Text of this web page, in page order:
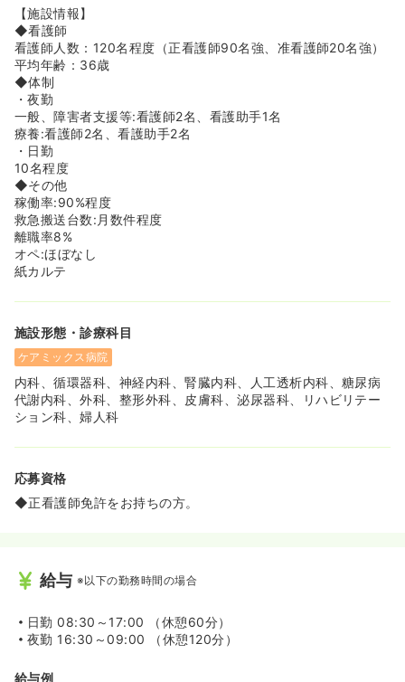
する中途の方が多いため、初めての慢性期ケアミックス病
院での勤務も安心して働くことができます。
◆夜勤に入る時期に関しても基本入職から3ヶ月程度で
徐々に入る予定でございますが、個人のスキルと習熟度に
合わせて夜勤に入るまでに1ヶ月間～1年間と調整してくだ
さる環境です。慢性期の病院での夜勤に対して不安をお持
ちの方も安心です♪
≪24時間託児所完備！院内にあるので安心頂けます☆≫
◆院内の最上階に24時間託児所があり、生後9週目の赤ち
ゃんから小学1年生までのお子さんを預けることができま
す。
≪多様な通勤手段☆≫
◆宇都宮駅周辺が混むことを懸念される方は雀宮駅や石橋
駅まで車で通勤し、宇都宮駅まで電車で通うことがおすす
かり支給されます。
【施設情報】
◆看護師
看護師人数：120名程度（正看護師90名強、准看護師20名強）
平均年齢：36歳
◆体制
・夜勤
一般、障害者支援等:看護師2名、看護助手1名
療養:看護師2名、看護助手2名
・日勤
10名程度
◆その他
稼働率:90%程度
救急搬送台数:月数件程度
離職率8%
オペ:ほぼなし
紙カルテ
施設形態・診療科目
ケアミックス病院
内科、循環器科、神経内科、腎臓内科、人工透析内科、糖尿病
代謝内科、外科、整形外科、皮膚科、泌尿器科、リハビリテー
ション科、婦人科
応募資格
◆正看護師免許をお持ちの方。
給与 ※以下の勤務時間の場合
日勤 08:30～17:00 （休憩60分）
夜勤 16:30～09:00 （休憩120分）
給与例